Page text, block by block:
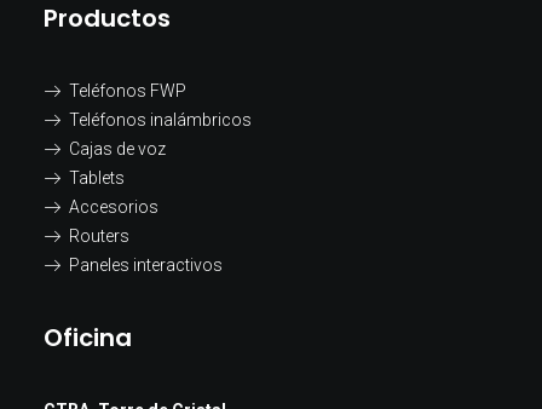
ADOC E750 PRO
Productos
Teléfonos FWP
Teléfonos inalámbricos
Cajas de voz
Tablets
Accesorios
Routers
Paneles interactivos
Oficina